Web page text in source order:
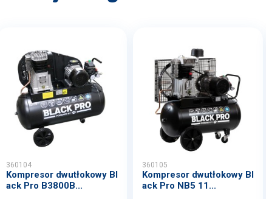
360104
Kompresor dwutłokowy Bl
ack Pro B3800B...
360105
Kompresor dwutłokowy Bl
ack Pro NB5 11...